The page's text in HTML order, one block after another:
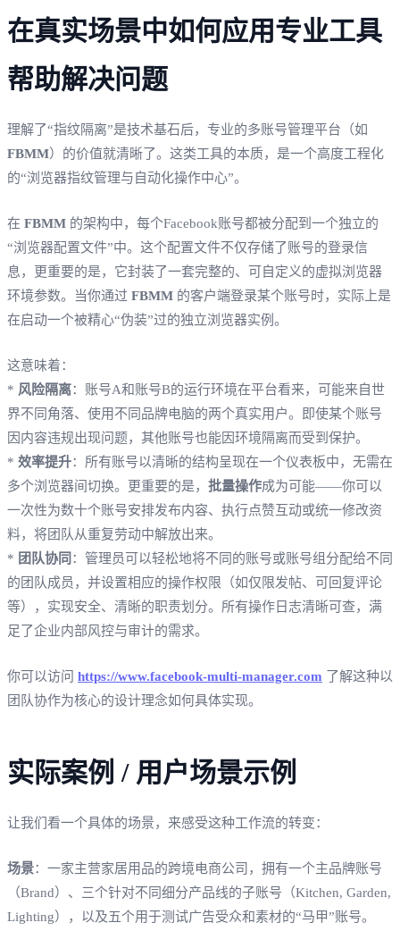
在真实场景中如何应用专业工具
帮助解决问题
理解了“指纹隔离”是技术基石后，专业的多账号管理平台（如
FBMM）的价值就清晰了。这类工具的本质，是一个高度工程化
的“浏览器指纹管理与自动化操作中心”。
在 FBMM 的架构中，每个Facebook账号都被分配到一个独立的
“浏览器配置文件”中。这个配置文件不仅存储了账号的登录信
息，更重要的是，它封装了一套完整的、可自定义的虚拟浏览器
环境参数。当你通过 FBMM 的客户端登录某个账号时，实际上是
在启动一个被精心“伪装”过的独立浏览器实例。
这意味着：
* 风险隔离：账号A和账号B的运行环境在平台看来，可能来自世
界不同角落、使用不同品牌电脑的两个真实用户。即使某个账号
因内容违规出现问题，其他账号也能因环境隔离而受到保护。
* 效率提升：所有账号以清晰的结构呈现在一个仪表板中，无需在
多个浏览器间切换。更重要的是， 批量操作成为可能——你可以
一次性为数十个账号安排发布内容、执行点赞互动或统一修改资
料，将团队从重复劳动中解放出来。
* 团队协同 ：管理员可以轻松地将不同的账号或账号组分配给不同
的团队成员，并设置相应的操作权限（如仅限发帖、可回复评论
等），实现安全、清晰的职责划分。所有操作日志清晰可查，满
足了企业内部风控与审计的需求。
你可以访问 https://www.facebook-multi-manager.com 了解这种以
团队协作为核心的设计理念如何具体实现。
实际案例 / 用户场景示例
让我们看一个具体的场景，来感受这种工作流的转变：
场景：一家主营家居用品的跨境电商公司，拥有一个主品牌账号
（Brand）、三个针对不同细分产品线的子账号（Kitchen, Garden,
Lighting），以及五个用于测试广告受众和素材的“马甲”账号。